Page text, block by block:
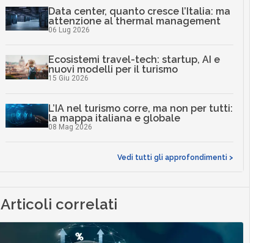
Data center, quanto cresce l’Italia: ma
attenzione al thermal management
06 Lug 2026
Ecosistemi travel-tech: startup, AI e
nuovi modelli per il turismo
15 Giu 2026
L’IA nel turismo corre, ma non per tutti:
la mappa italiana e globale
08 Mag 2026
Vedi tutti gli approfondimenti >
Articoli correlati